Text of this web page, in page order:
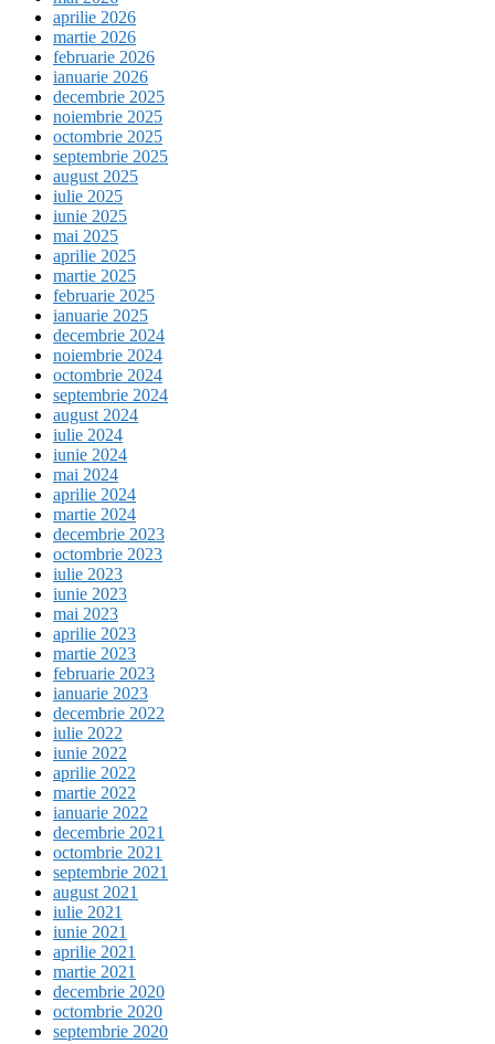
aprilie 2026
martie 2026
februarie 2026
ianuarie 2026
decembrie 2025
noiembrie 2025
octombrie 2025
septembrie 2025
august 2025
iulie 2025
iunie 2025
mai 2025
aprilie 2025
martie 2025
februarie 2025
ianuarie 2025
decembrie 2024
noiembrie 2024
octombrie 2024
septembrie 2024
august 2024
iulie 2024
iunie 2024
mai 2024
aprilie 2024
martie 2024
decembrie 2023
octombrie 2023
iulie 2023
iunie 2023
mai 2023
aprilie 2023
martie 2023
februarie 2023
ianuarie 2023
decembrie 2022
iulie 2022
iunie 2022
aprilie 2022
martie 2022
ianuarie 2022
decembrie 2021
octombrie 2021
septembrie 2021
august 2021
iulie 2021
iunie 2021
aprilie 2021
martie 2021
decembrie 2020
octombrie 2020
septembrie 2020